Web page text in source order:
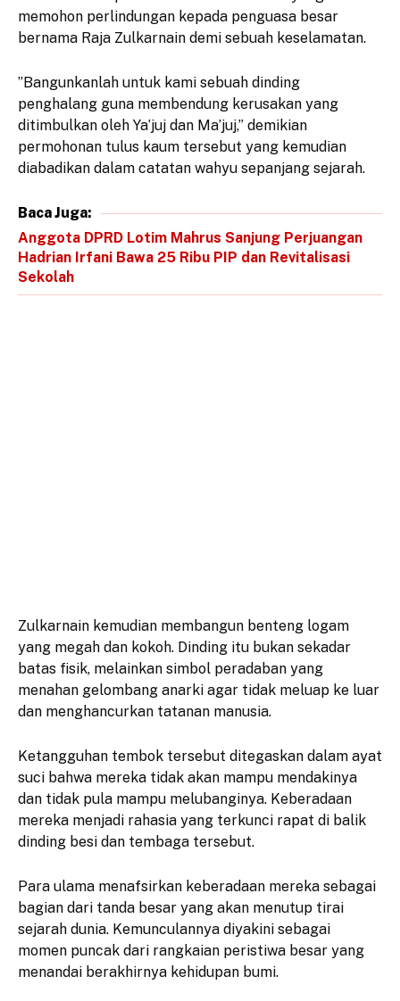
memohon perlindungan kepada penguasa besar
bernama Raja Zulkarnain demi sebuah keselamatan.
​”Bangunkanlah untuk kami sebuah dinding
penghalang guna membendung kerusakan yang
ditimbulkan oleh Ya’juj dan Ma’juj,” demikian
permohonan tulus kaum tersebut yang kemudian
diabadikan dalam catatan wahyu sepanjang sejarah.
Baca Juga:
Anggota DPRD Lotim Mahrus Sanjung Perjuangan
Hadrian Irfani Bawa 25 Ribu PIP dan Revitalisasi
Sekolah
​Zulkarnain kemudian membangun benteng logam
yang megah dan kokoh. Dinding itu bukan sekadar
batas fisik, melainkan simbol peradaban yang
menahan gelombang anarki agar tidak meluap ke luar
dan menghancurkan tatanan manusia.
​Ketangguhan tembok tersebut ditegaskan dalam ayat
suci bahwa mereka tidak akan mampu mendakinya
dan tidak pula mampu melubanginya. Keberadaan
mereka menjadi rahasia yang terkunci rapat di balik
dinding besi dan tembaga tersebut.
​Para ulama menafsirkan keberadaan mereka sebagai
bagian dari tanda besar yang akan menutup tirai
sejarah dunia. Kemunculannya diyakini sebagai
momen puncak dari rangkaian peristiwa besar yang
menandai berakhirnya kehidupan bumi.